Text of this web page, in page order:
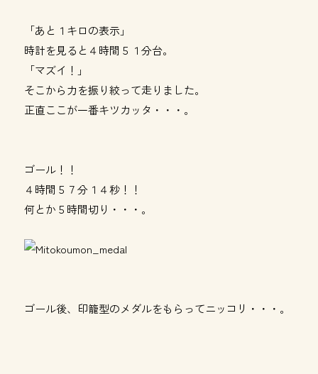
「あと１キロの表示」
時計を見ると４時間５１分台。
「マズイ！」
そこから力を振り絞って走りました。
正直ここが一番キツカッタ・・・。
ゴール！！
４時間５７分１４秒！！
何とか５時間切り・・・。
ゴール後、印籠型のメダルをもらってニッコリ・・・。